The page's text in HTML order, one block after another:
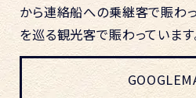
から連絡船への乗継客で賑わ
を巡る観光客で賑わっています